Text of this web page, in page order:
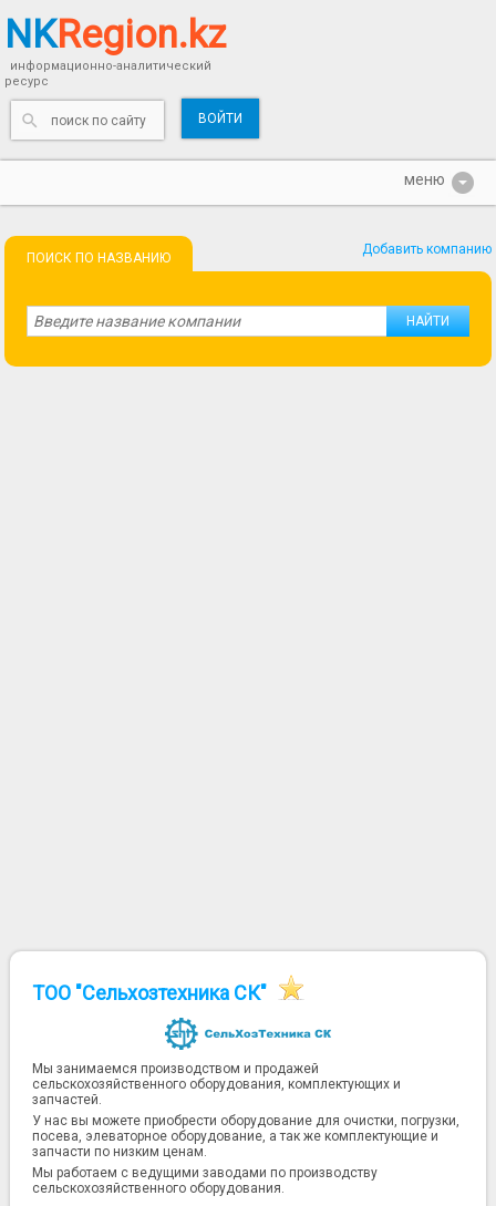
NKRegion.kz
информационно-аналитический
ресурс
ВОЙТИ
ПОИСК ПО НАЗВАНИЮ
Добавить компанию
ТОО "Сельхозтехника СК"
Мы занимаемся производством и продажей
сельскохозяйственного оборудования, комплектующих и
запчастей.
У нас вы можете приобрести оборудование для очистки, погрузки,
посева, элеваторное оборудование, а так же комплектующие и
запчасти по низким ценам.
Мы работаем с ведущими заводами по производству
сельскохозяйственного оборудования.